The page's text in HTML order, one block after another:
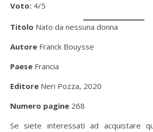
Voto: 4/5
Titolo Nato da nessuna donna
Autore Franck Bouysse
Paese Francia
Editore Neri Pozza, 2020
Numero pagine 268
Se siete interessati ad acquistare